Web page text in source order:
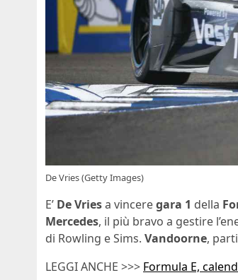
De Vries (Getty Images)
E’ De Vriesa vinceregara 1 della
Mercedes, il più bravo a gestire
di Rowling e Sims. Vandoorne,
LEGGI ANCHE >>> Formula E,